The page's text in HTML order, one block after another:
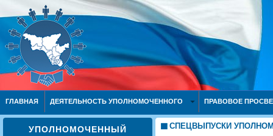
ГЛАВНАЯ ДЕЯТЕЛЬНОСТЬ УПОЛНОМОЧЕННОГО ПРАВОВОЕ
УПОЛНОМОЧЕННЫЙ
СПЕЦВЫПУСКИ